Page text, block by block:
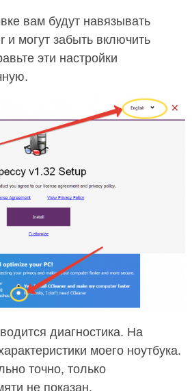
вам будут навязывать
и могут забыть включить
эти настройки
диагностика. На
моего ноутбука.
точно, только
не показан.